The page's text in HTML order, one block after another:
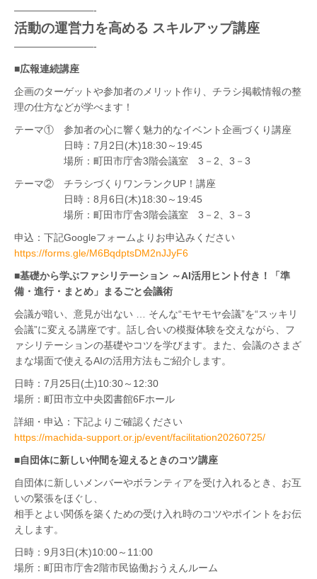
————————-
活動の運営力を高める スキルアップ講座
————————-
■広報連続講座
企画のターゲットや参加者の メリット作り、チラシ掲載情報の整
理の仕方などが学べます！
テーマ① 参加者の心に響く魅力的なイベント企画づくり講座
日時：7月2日(木)18:30～19:45
場所：町田市庁舎3階会議室 3－2、3－3
テーマ② チラシづくりワンランクUP！講座
日時：8月6日(木)18:30～19:45
場所：町田市庁舎3階会議室 3－2、3－3
申込：下記Googleフォームよりお申込みください
https://forms.gle/M6BqdptsDM2nJJyF6
■基礎から学ぶファシリテーション ～AI活用ヒント付き！「準
備・進行・まとめ」まるごと会議術
会議が暗い、意見が出ない … そんな“モヤモヤ会議”を“スッキリ
会議”に変える講座です。話し合いの模擬体験を交えながら、フ
ァシリテーションの基礎やコツを学びます。また、会議のさまざ
まな場面で使えるAIの活用方法もご紹介します。
日時：7月25日(土)10:30～12:30
場所：町田市立中央図書館6Fホール
詳細・申込：下記よりご確認ください
https://machida-support.or.jp/event/facilitation20260725/
■自団体に新しい仲間を迎えるときのコツ講座
自団体に新しいメンバーやボランティアを受け入れるとき、お互
いの緊張をほぐし、
相手とよい関係を築くための受け入れ時のコツやポイントをお伝
えします。
日時：9月3日(木)10:00～11:00
場所：町田市庁舎2階市民協働おうえんルーム